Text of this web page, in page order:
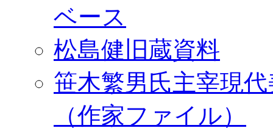
ベース
松島健旧蔵資料
笹木繁男氏主宰現
（作家ファイル）